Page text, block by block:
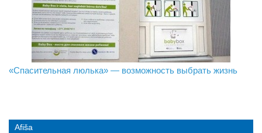
В Даугавпилсе определили сильнейших в пляжном
«Спасительная люлька» — возможность выбрать жизнь
Новое поколение пограничников: Даугавпилсское
Afiša